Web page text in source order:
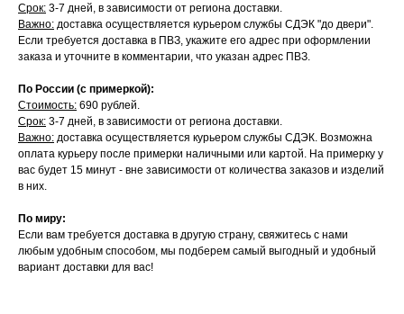
Срок: 3-7 дней, в зависимости от региона доставки.
Важно: доставка осуществляется курьером службы СДЭК "до двери".
Если требуется доставка в ПВЗ, укажите его адрес при оформлении
заказа и уточните в комментарии, что указан адрес ПВЗ.
По России (с примеркой):
Стоимость: 690 рублей.
Срок: 3-7 дней, в зависимости от региона доставки.
Важно: доставка осуществляется курьером службы СДЭК. Возможна
оплата курьеру после примерки наличными или картой. На примерку у
вас будет 15 минут - вне зависимости от количества заказов и изделий
в них.
По миру:
Если вам требуется доставка в другую страну, свяжитесь с нами
любым удобным способом, мы подберем самый выгодный и удобный
вариант доставки для вас!